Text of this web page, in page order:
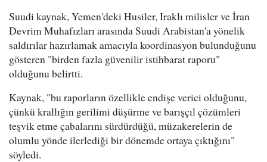
Suudi kaynak, Yemen'deki Husiler, Iraklı milisler ve İran
Devrim Muhafızları arasında Suudi Arabistan'a yönelik
saldırılar hazırlamak amacıyla koordinasyon bulunduğunu
gösteren "birden fazla güvenilir istihbarat raporu"
olduğunu belirtti.
Kaynak, "bu raporların özellikle endişe verici olduğunu,
çünkü krallığın gerilimi düşürme ve barışçıl çözümleri
teşvik etme çabalarını sürdürdüğü, müzakerelerin de
olumlu yönde ilerlediği bir dönemde ortaya çıktığını"
söyledi.